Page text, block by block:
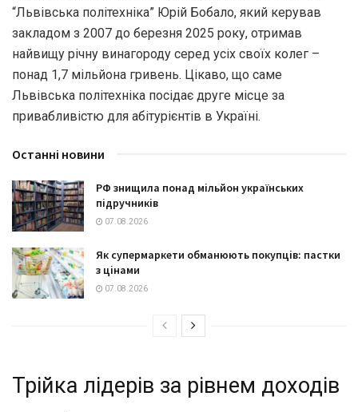
“Львівська політехніка” Юрій Бобало, який керував
закладом з 2007 до березня 2025 року, отримав
найвищу річну винагороду серед усіх своїх колег –
понад 1,7 мільйона гривень. Цікаво, що саме
Львівська політехніка посідає друге місце за
привабливістю для абітурієнтів в Україні.
Останні новини
РФ знищила понад мільйон українських
підручників
07.08.2026
Як супермаркети обманюють покупців: пастки
з цінами
07.08.2026
Трійка лідерів за рівнем доходів